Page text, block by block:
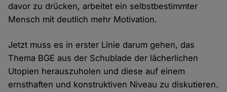
davor zu drücken, arbeitet ein selbstbestimmter
Mensch mit deutlich mehr Motivation.
Jetzt muss es in erster Linie darum gehen, das
Thema BGE aus der Schublade der lächerlichen
Utopien herauszuholen und diese auf einem
ernsthaften und konstruktiven Niveau zu diskutieren.